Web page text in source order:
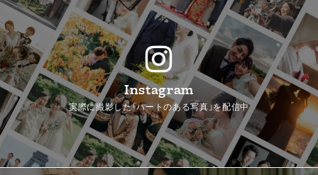
Instagram
実際に撮影した「ハートのある写真」を配信中